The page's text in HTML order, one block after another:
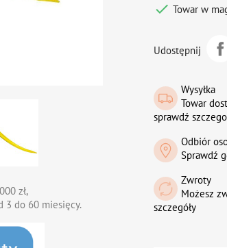
zł,
3 do 60 miesięcy.
 Towar w
Udostępnij
Wysyłka
Towar
sprawdź
Odbiór
Sprawdź
Zwroty
Możesz
szczegóły